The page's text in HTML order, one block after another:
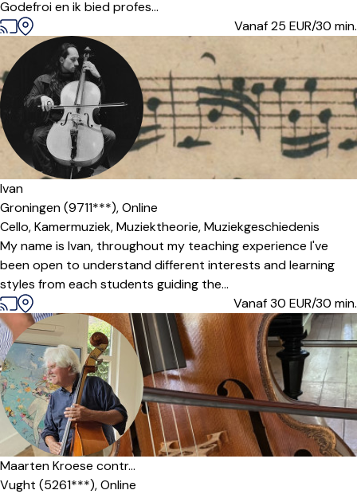
Godefroi en ik bied profes...
Vanaf 25 EUR/30 min.
Ivan
Groningen (9711***),Online
Cello,Kamermuziek,Muziektheorie,Muziekgeschiedenis
My name is Ivan, throughout my teaching experience I've
been open to understand different interests and learning
styles from each students guiding the...
Vanaf 30 EUR/30 min.
Maarten Kroese contr...
Vught (5261***),Online